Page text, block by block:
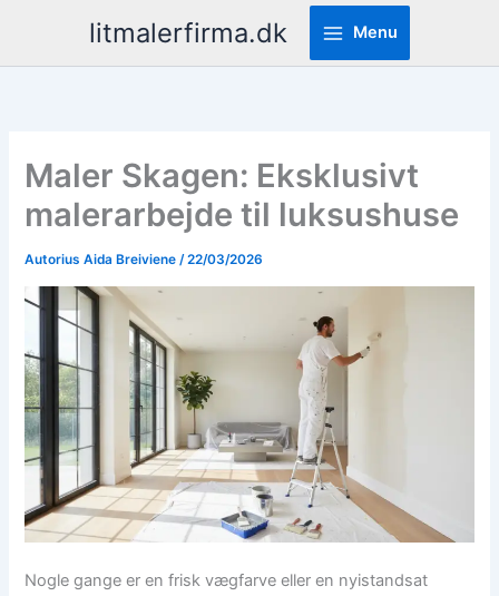
turinio
litmalerfirma.dk Menu
Maler Skagen: Eksklusivt
malerarbejde til luksushuse
Autorius Aida Breiviene/22/03/2026
Nogle gange er en frisk vægfarve eller en nyistandsat